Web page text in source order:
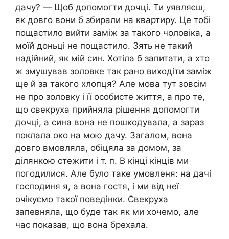
дачу? — Щоб допомогти дочці. Ти уявляєш,
як довго вони б збирали на квартиру. Це тобі
пощастило вийти заміж за такого чоловіка, а
моїй доньці не пощастило. Зять не такий
надійний, як мій син. Хотіла б запитати, а хто
ж змушував золовке так рано виходіти заміж
ще й за такого хлопця? Але мова тут зовсім
не про золовку і її особисте життя, а про те,
що свекруха прийняла рішення допомогти
дочці, а сина вона не пошкодувала, а зараз
поклала око на мою дачу. Загалом, вона
довго вмовляла, обіцяла за домом, за
ділянкою стежити і т. п. В кінці кінців ми
погодилися. Але було таке умовленя: на дачі
господиня я, а вона гостя, і ми від неї
очікуємо такої поведінки. Свекруха
запевняла, що буде так як ми хочемо, але
час показав, що вона брехала.